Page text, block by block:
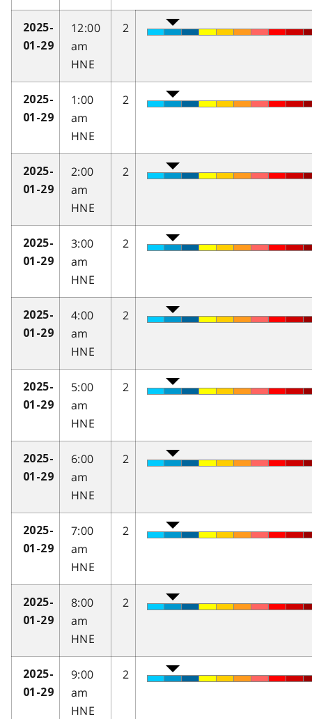
2025-
01-29
12:00
am
HNE
2
2025-
01-29
1:00
am
HNE
2
2025-
01-29
2:00
am
HNE
2
2025-
01-29
3:00
am
HNE
2
2025-
01-29
4:00
am
HNE
2
2025-
01-29
5:00
am
HNE
2
2025-
01-29
6:00
am
HNE
2
2025-
01-29
7:00
am
HNE
2
2025-
01-29
8:00
am
HNE
2
2025-
01-29
9:00
am
HNE
2